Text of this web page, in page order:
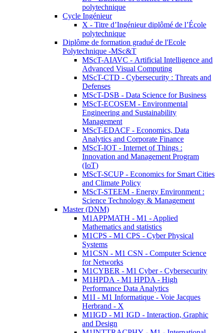
polytechnique
Cycle Ingénieur
X - Titre d’Ingénieur diplômé de l’École
polytechnique
Diplôme de formation gradué de l'Ecole
Polytechnique -MSc&T
MScT-AIAVC - Artificial Intelligence and
Advanced Visual Computing
MScT-CTD - Cybersecurity : Threats and
Defenses
MScT-DSB - Data Science for Business
MScT-ECOSEM - Environmental
Engineering and Sustainability
Management
MScT-EDACF - Economics, Data
Analytics and Corporate Finance
MScT-IOT - Internet of Things :
Innovation and Management Program
(IoT)
MScT-SCUP - Economics for Smart Cities
and Climate Policy
MScT-STEEM - Energy Environment :
Science Technology & Management
Master (DNM)
M1APPMATH - M1 - Applied
Mathematics and statistics
M1CPS - M1 CPS - Cyber Physical
Systems
M1CSN - M1 CSN - Computer Science
for Networks
M1CYBER - M1 Cyber - Cybersecurity
M1HPDA - M1 HPDA - High
Performance Data Analytics
M1I - M1 Informatique - Voie Jacques
Herbrand - X
M1IGD - M1 IGD - Interaction, Graphic
and Design